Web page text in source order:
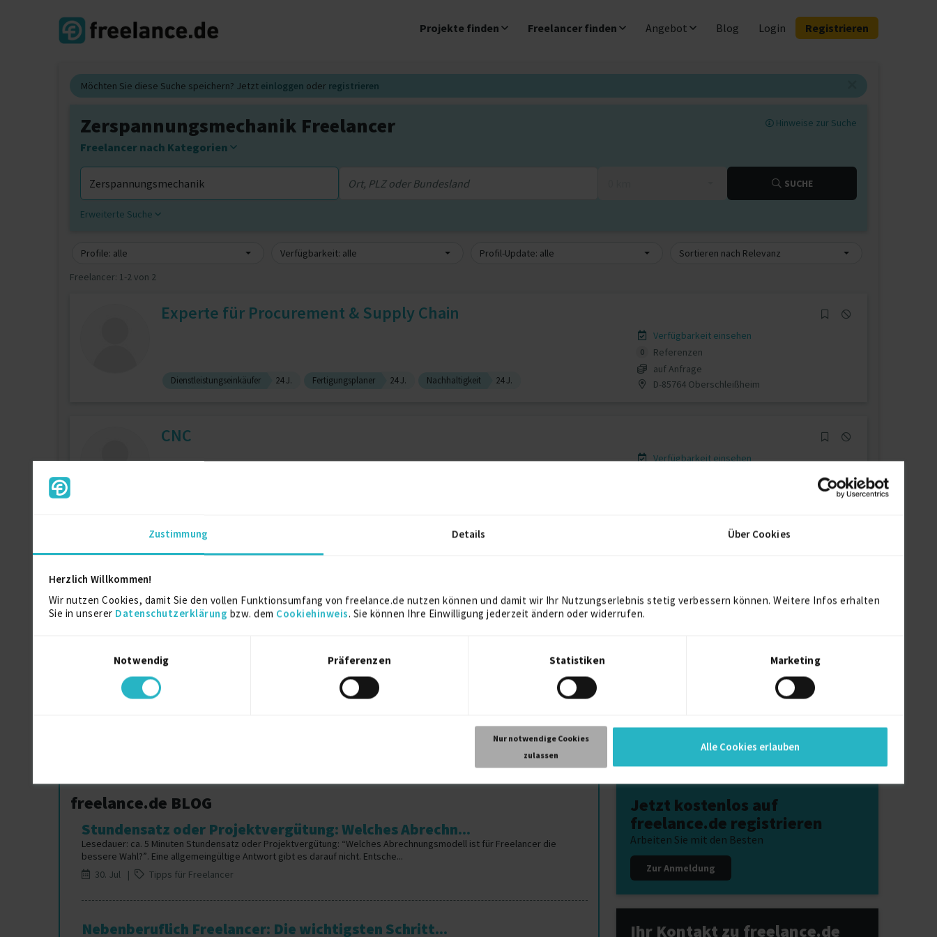
Zustimmung Details Über Cookies
Herzlich Willkommen!
Wir nutzen Cookies, damit Sie den vollen Funktionsumfang von freelance.de nutzen können und damit wir Ihr Nutzungserlebnis stetig verbessern können. Weitere Infos erhalten
Sie in unserer Datenschutzerklärung bzw. dem Cookiehinweis. Sie können Ihre Einwilligung jederzeit ändern oder widerrufen.
Notwendig
Präferenzen Statistiken Marketing
Nur notwendige Cookies
zulassen
Alle Cookies erlauben
Projekte finden Freelancer finden Angebot Blog Login Registrieren
Möchten Sie diese Suche speichern? Jetzt einloggen oder registrieren
Hinweise zur Suche
Zerspannungsmechanik Freelancer
Freelancer nach Kategorien
SUCHE
Erweiterte Suche
Profile: alle Verfügbarkeit: alle Profil-Update: alle
Sortieren nach Relevanz
Freelancer: 1-2 von 2
Experte für Procurement & Supply Chain
Dienstleistungseinkäufer 24 J. Fertigungsplaner 24 J. Nachhaltigkeit 24 J.
Verfügbarkeit einsehen
0
Referenzen
auf Anfrage
D-85764 Oberschleißheim
CNC
Verfügbarkeit einsehen
Ähnliche Freiberufler
zeitung Freiberufler Zeus Freiberufler
Zuken E3 Freiberufler
Zeiterfassung Freiberufler
Zero-Trust Freiberufler
Zeichnungserstellung Freiberufler
Zahlungsabwicklung Freiberufler
freelance.de BLOG
Stundensatz oder Projektvergütung: Welches Abrechn...
Lesedauer: ca. 5 Minuten Stundensatz oder Projektvergütung: “Welches Abrechnungsmodell ist für Freelancer die
bessere Wahl?”. Eine allgemeingültige Antwort gibt es darauf nicht. Entsche...
30. Jul |
Tipps für Freelancer
Nebenberuflich Freelancer: Die wichtigsten Schritt...
Jetzt kostenlos auf
freelance.de registrieren
Arbeiten Sie mit den Besten
Zur Anmeldung
Ihr Kontakt zu freelance.de